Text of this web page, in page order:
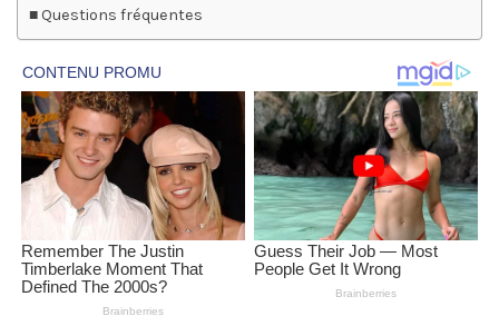
Questions fréquentes